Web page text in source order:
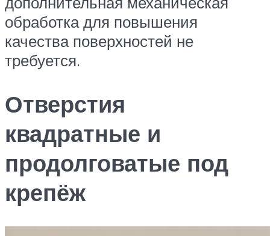
обработка для повышения
качества поверхностей не
требуется.
Отверстия
квадратные и
продолговатые под
крепёж